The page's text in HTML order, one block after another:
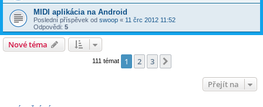
MIDI aplikácia na Android
Poslední příspěvek od swoop « 11 črc 2012 11:52
Odpovědi: 5
Nové téma
111 témat 1 2 3
Přejít na